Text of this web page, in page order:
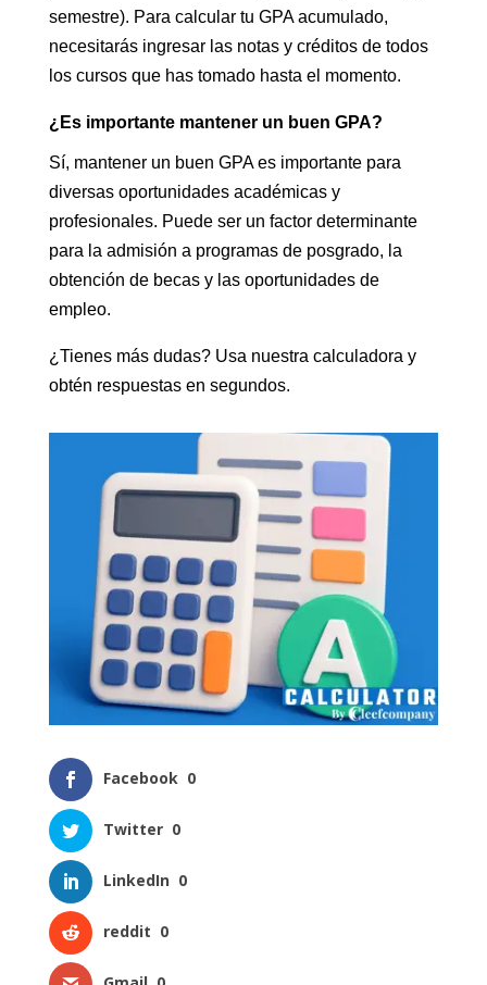
semestre). Para calcular tu GPA acumulado,
necesitarás ingresar las notas y créditos de todos
los cursos que has tomado hasta el momento.
¿Es importante mantener un buen GPA?
Sí, mantener un buen GPA es importante para
diversas oportunidades académicas y
profesionales. Puede ser un factor determinante
para la admisión a programas de posgrado, la
obtención de becas y las oportunidades de
empleo.
¿Tienes más dudas? Usa nuestra calculadora y
obtén respuestas en segundos.
Facebook 0
Twitter 0
LinkedIn 0
reddit 0